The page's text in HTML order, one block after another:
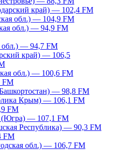
край) — 102,4 FM
обл.) — 104,9 FM
обл.) — 94,9 FM
обл.) — 94,7 FM
край) — 106,5
обл.) — 100,6 FM
FM
— 98,8 FM
Крым) — 106,1 FM
FM
— 107,1 FM
Республика) — 90,3 FM
FM
обл.) — 106,7 FM